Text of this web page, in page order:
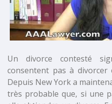
Un divorce contesté
consentent pas à
Depuis New York a
très probable que, si une